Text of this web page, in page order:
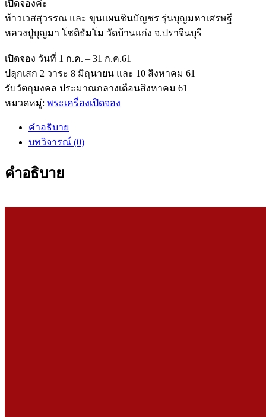
เปิดจองค่ะ
ท้าวเวสสุวรรณ และ ขุนแผนชินบัญชร รุ่นบุญมหาเศรษฐี
หลวงปู่บุญมา โชติธัมโม วัดบ้านแก่ง จ.ปราจีนบุรี
เปิดจอง วันที่ 1 ก.ค. – 31 ก.ค.61
ปลุกเสก 2 วาระ 8 มิถุนายน และ 10 สิงหาคม 61
รับวัตถุมงคล ประมาณกลางเดือนสิงหาคม 61
หมวดหมู่: พระเครื่องเปิดจอง
คำอธิบาย
บทวิจารณ์ (0)
คำอธิบาย